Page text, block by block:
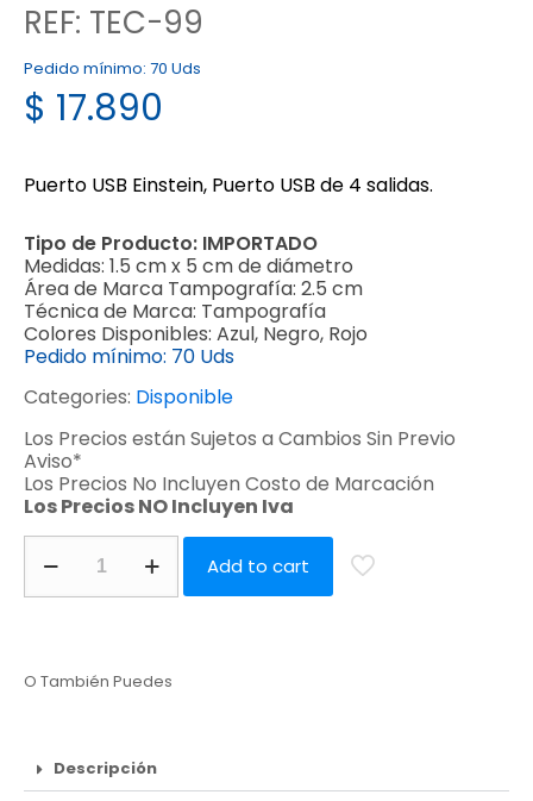
REF: TEC-99
Pedido mínimo: 70 Uds
$ 17.890
Puerto USB Einstein, Puerto USB de 4 salidas.
Tipo de Producto: IMPORTADO
Medidas: 1.5 cm x 5 cm de diámetro
Área de Marca Tampografía: 2.5 cm
Técnica de Marca: Tampografía
Colores Disponibles: Azul, Negro, Rojo
Pedido mínimo: 70 Uds
Categories: Disponible
Los Precios están Sujetos a Cambios Sin Previo
Aviso*
Los Precios No Incluyen Costo de Marcación
Los Precios NO Incluyen Iva
Add to cart
O También Puedes
Descripción